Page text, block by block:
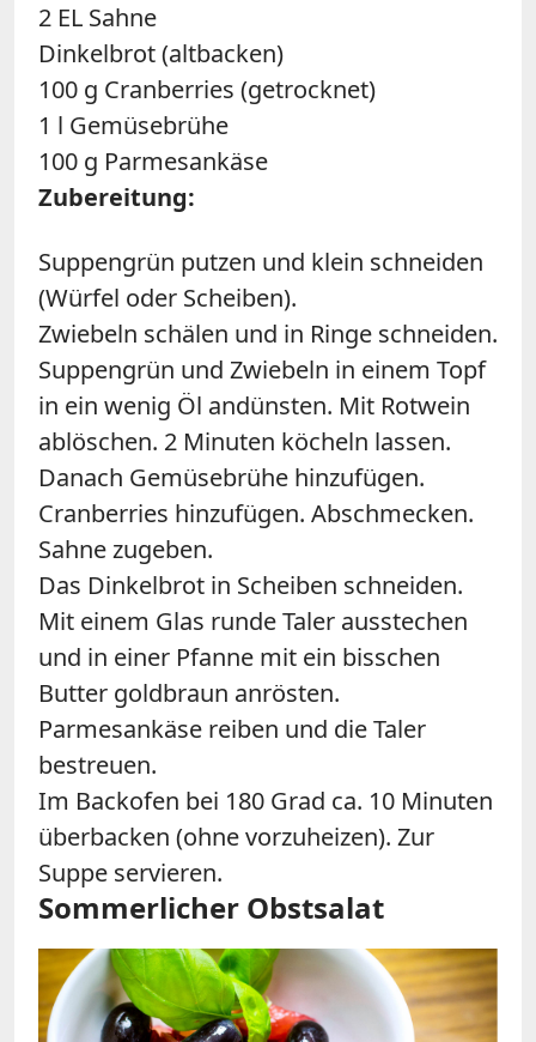
2 EL Sahne
Dinkelbrot (altbacken)
100 g Cranberries (getrocknet)
1 l Gemüsebrühe
100 g Parmesankäse
Zubereitung:
Suppengrün putzen und klein schneiden
(Würfel oder Scheiben).
Zwiebeln schälen und in Ringe schneiden.
Suppengrün und Zwiebeln in einem Topf
in ein wenig Öl andünsten. Mit Rotwein
ablöschen. 2 Minuten köcheln lassen.
Danach Gemüsebrühe hinzufügen.
Cranberries hinzufügen. Abschmecken.
Sahne zugeben.
Das Dinkelbrot in Scheiben schneiden.
Mit einem Glas runde Taler ausstechen
und in einer Pfanne mit ein bisschen
Butter goldbraun anrösten.
Parmesankäse reiben und die Taler
bestreuen.
Im Backofen bei 180 Grad ca. 10 Minuten
überbacken (ohne vorzuheizen). Zur
Suppe servieren.
Sommerlicher Obstsalat